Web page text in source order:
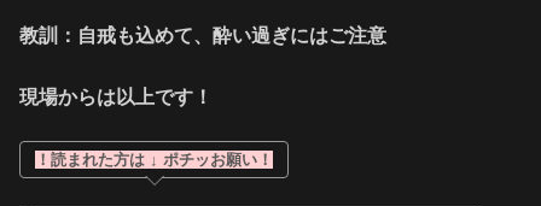
教訓：自戒も込めて、酔い過ぎにはご注意
現場からは以上です！
！読まれた方は ↓ ポチッお願い！